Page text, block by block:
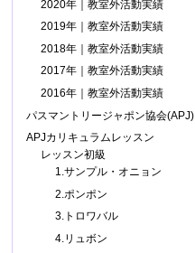
2020年｜教室外活動実績
2019年｜教室外活動実績
2018年｜教室外活動実績
2017年｜教室外活動実績
2016年｜教室外活動実績
パスマントリージャポン協会(APJ)
APJカリキュラムレッスン
レッスン初級
1.サンプル・オニョン
2.ポンポン
3.トロワバル
4.リュボン